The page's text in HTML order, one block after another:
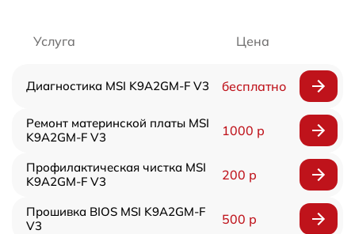
Услуга Цена
Диагностика MSI K9A2GM-F V3 бесплатно
Ремонт материнской платы MSI
K9A2GM-F V3
1000 р
Профилактическая чистка MSI
K9A2GM-F V3
200 р
Прошивка BIOS MSI K9A2GM-F
V3
500 р